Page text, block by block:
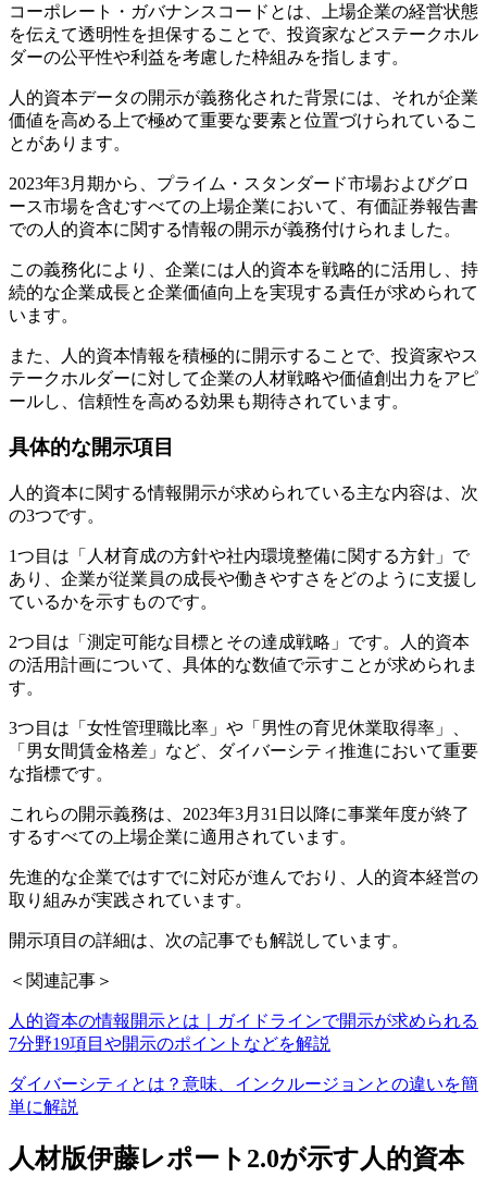
コーポレート・ガバナンスコードとは、上場企業の経営状態
を伝えて透明性を担保することで、投資家などステークホル
ダーの公平性や利益を考慮した枠組みを指します。
人的資本データの開示が義務化された背景には、それが企業
価値を高める上で極めて重要な要素と位置づけられているこ
とがあります。
2023年3月期から、プライム・スタンダード市場およびグロ
ース市場を含むすべての上場企業において、有価証券報告書
での人的資本に関する情報の開示が義務付けられました。
この義務化により、企業には人的資本を戦略的に活用し、持
続的な企業成長と企業価値向上を実現する責任が求められて
います。
また、人的資本情報を積極的に開示することで、投資家やス
テークホルダーに対して企業の人材戦略や価値創出力をアピ
ールし、信頼性を高める効果も期待されています。
具体的な開示項目
人的資本に関する情報開示が求められている主な内容は、次
の3つです。
1つ目は「人材育成の方針や社内環境整備に関する方針」で
あり、企業が従業員の成長や働きやすさをどのように支援し
ているかを示すものです。
2つ目は「測定可能な目標とその達成戦略」です。人的資本
の活用計画について、具体的な数値で示すことが求められま
す。
3つ目は「女性管理職比率」や「男性の育児休業取得率」、
「男女間賃金格差」など、ダイバーシティ推進において重要
な指標です。
これらの開示義務は、2023年3月31日以降に事業年度が終了
するすべての上場企業に適用されています。
先進的な企業ではすでに対応が進んでおり、人的資本経営の
取り組みが実践されています。
開示項目の詳細は、次の記事でも解説しています。
＜関連記事＞
人的資本の情報開示とは｜ガイドラインで開示が求められる
7分野19項目や開示のポイントなどを解説
ダイバーシティとは？意味、インクルージョンとの違いを簡
単に解説
人材版伊藤レポート2.0が示す人的資本